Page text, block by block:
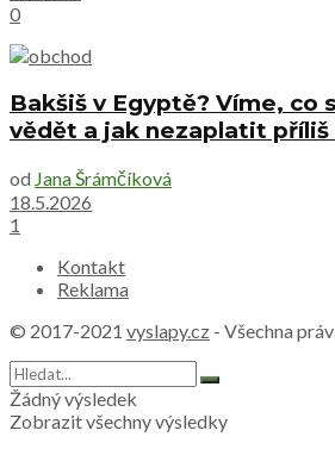
0
Bakšiš v Egyptě? Víme, co
vědět a jak nezaplatit příliš
od Jana Šrámčíková
18.5.2026
1
Kontakt
Reklama
© 2017-2021 vyslapy.cz - Všechna
Žádný výsledek
Zobrazit všechny výsledky